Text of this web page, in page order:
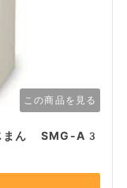
この商品を見る
ん SMG-A3